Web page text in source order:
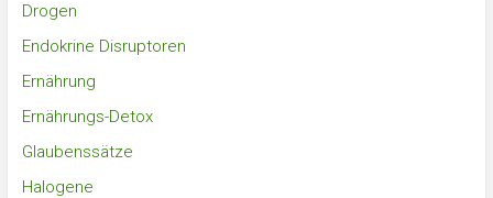
Drogen
Endokrine Disruptoren
Ernährung
Ernährungs-Detox
Glaubenssätze
Halogene